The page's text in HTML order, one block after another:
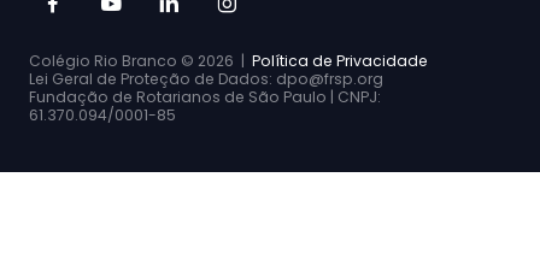
Colégio Rio Branco © 2026 | Política de Privacidade
Lei Geral de Proteção de Dados: dpo@frsp.org
Fundação de Rotarianos de São Paulo | CNPJ:
61.370.094/0001-85